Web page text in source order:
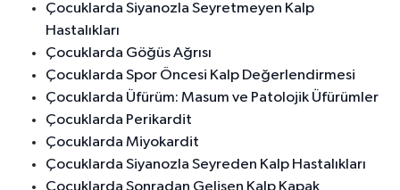
Çocuklarda Siyanozla Seyretmeyen Kalp
Hastalıkları
Çocuklarda Göğüs Ağrısı
Çocuklarda Spor Öncesi Kalp Değerlendirmesi
Çocuklarda Üfürüm: Masum ve Patolojik Üfürümler
Çocuklarda Perikardit
Çocuklarda Miyokardit
Çocuklarda Siyanozla Seyreden Kalp Hastalıkları